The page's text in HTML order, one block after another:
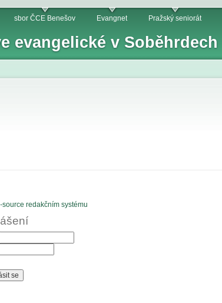
evangelické v Soběhrdech
sbor ČCE Benešov Evangnet Pražský seniorát